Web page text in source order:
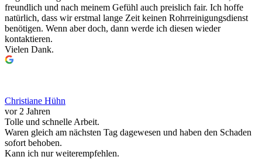
freundlich und nach meinem Gefühl auch preislich fair. Ich hoffe
natürlich, dass wir erstmal lange Zeit keinen Rohrreinigungsdienst
benötigen. Wenn aber doch, dann werde ich diesen wieder
kontaktieren.
Vielen Dank.
Christiane Hühn
vor 2 Jahren
Tolle und schnelle Arbeit.
Waren gleich am nächsten Tag dagewesen und haben den Schaden
sofort behoben.
Kann ich nur weiterempfehlen.